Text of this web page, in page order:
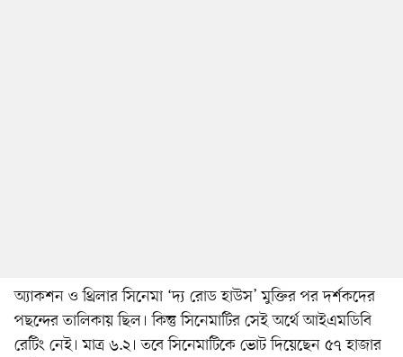
অ্যাকশন ও থ্রিলার সিনেমা ‘দ্য রোড হাউস’ মুক্তির পর দর্শকদের
পছন্দের তালিকায় ছিল। কিন্তু সিনেমাটির সেই অর্থে আইএমডিবি
রেটিং নেই। মাত্র ৬.২। তবে সিনেমাটিকে ভোট দিয়েছেন ৫৭ হাজার